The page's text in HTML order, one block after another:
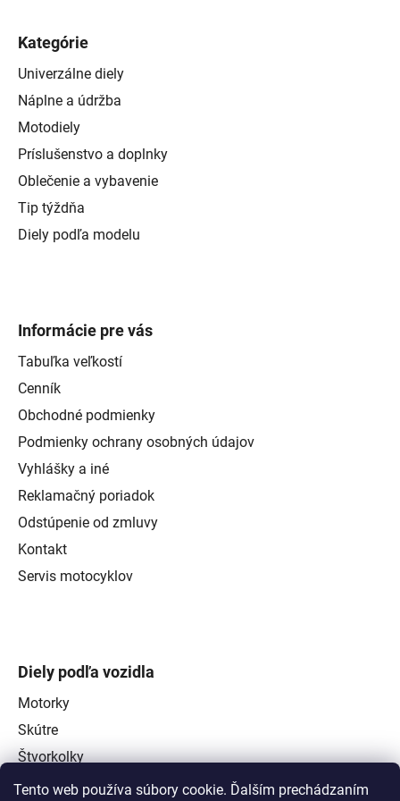
Tento web používa súbory cookie. Ďalším prechádzaním
Kategórie
Univerzálne diely
Náplne a údržba
Motodiely
Príslušenstvo a doplnky
Oblečenie a vybavenie
Tip týždňa
Diely podľa modelu
Informácie pre vás
Tabuľka veľkostí
Cenník
Obchodné podmienky
Podmienky ochrany osobných údajov
Vyhlášky a iné
Reklamačný poriadok
Odstúpenie od zmluvy
Kontakt
Servis motocyklov
Diely podľa vozidla
Motorky
Skútre
Štvorkolky